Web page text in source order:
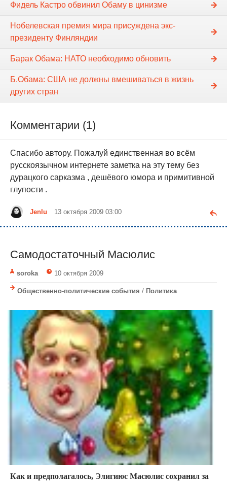
Фидель Кастро обвинил Обаму в цинизме
Нобелевская премия мира присуждена экс-
президенту Финляндии
Барак Обама: НАТО необходимо обновить
Б.Обама: США не должны вмешиваться в жизнь
других стран
Комментарии (1)
Спасибо автору. Пожалуй единственная во всём
русскоязычном интернете заметка на эту тему без
дурацкого сарказма , дешёвого юмора и примитивной
глупости .
Jenlu 13 октября 2009 03:00
Cамодостаточный Масюлис
soroka 10 октября 2009
Общественно-политические события / Политика
Как и предполагалось, Элигиюс Масюлис сохранил за